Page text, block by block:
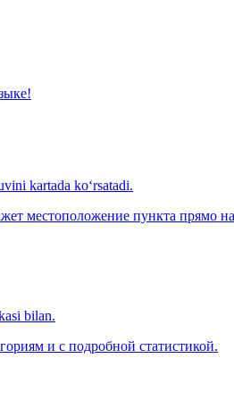
kartada ko‘rsatadi.
местоположение пункта прямо на
bilan.
и с подробной статистикой.